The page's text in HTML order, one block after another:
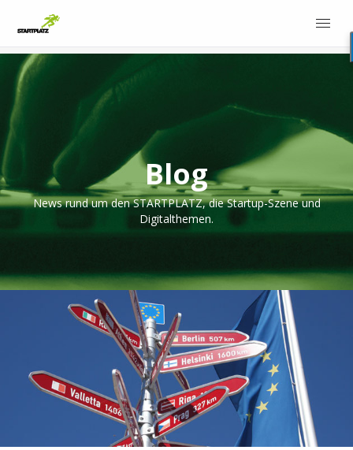
Blog
News rund um den STARTPLATZ, die Startup-Szene und
Digitalthemen.